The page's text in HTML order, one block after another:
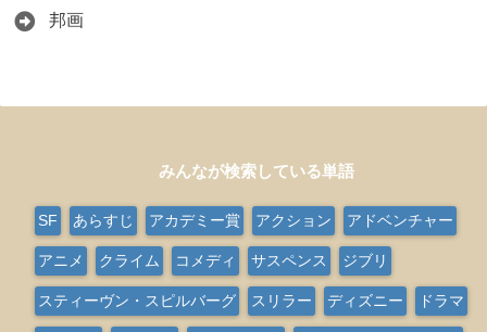
邦画
みんなが検索している単語
SF あらすじ アカデミー賞 アクション アドベンチャー
アニメ クライム コメディ サスペンス ジブリ
スティーヴン・スピルバーグ スリラー ディズニー ドラマ